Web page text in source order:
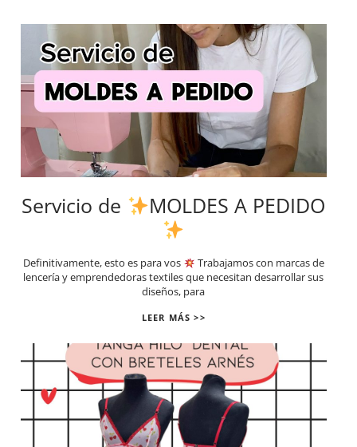
Servicio de MOLDES A PEDIDO
Definitivamente, esto es para vos
Trabajamos con marcas de
lencería y emprendedoras textiles que necesitan desarrollar sus
diseños, para
LEER MÁS >>
PagePage